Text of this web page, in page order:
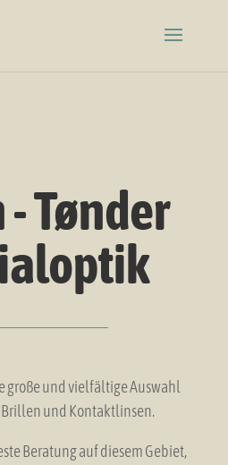
Tønder
große und vielfältige Auswahl
und Kontaktlinsen.
Beratung auf diesem Gebiet,